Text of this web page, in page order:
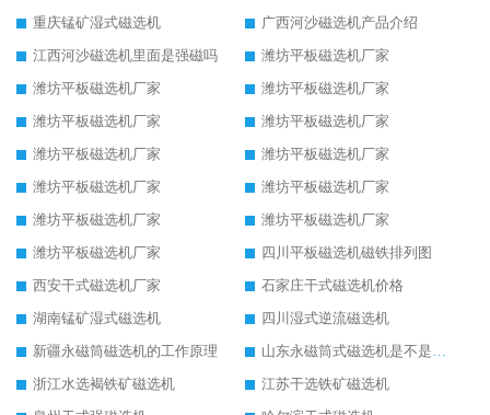
重庆锰矿湿式磁选机
广西河沙磁选机产品介绍
江西河沙磁选机里面是强磁吗
潍坊平板磁选机厂家
潍坊平板磁选机厂家
潍坊平板磁选机厂家
潍坊平板磁选机厂家
潍坊平板磁选机厂家
潍坊平板磁选机厂家
潍坊平板磁选机厂家
潍坊平板磁选机厂家
潍坊平板磁选机厂家
潍坊平板磁选机厂家
潍坊平板磁选机厂家
潍坊平板磁选机厂家
四川平板磁选机磁铁排列图
西安干式磁选机厂家
石家庄干式磁选机价格
湖南锰矿湿式磁选机
四川湿式逆流磁选机
新疆永磁筒磁选机的工作原理
山东永磁筒式磁选机是不是强磁
浙江水选褐铁矿磁选机
江苏干选铁矿磁选机